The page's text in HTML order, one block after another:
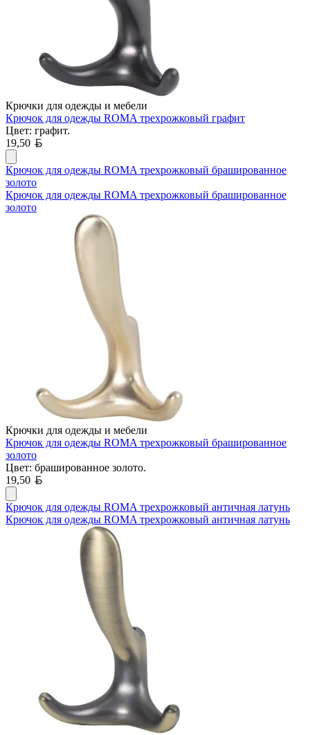
Крючки для одежды и мебели
Крючок для одежды ROMA трехрожковый графит
Цвет: графит.
19,50
Крючок для одежды ROMA трехрожковый брашированное
золото
Крючок для одежды ROMA трехрожковый брашированное
золото
Крючки для одежды и мебели
Крючок для одежды ROMA трехрожковый брашированное
золото
Цвет: брашированное золото.
19,50
Крючок для одежды ROMA трехрожковый античная латунь
Крючок для одежды ROMA трехрожковый античная латунь